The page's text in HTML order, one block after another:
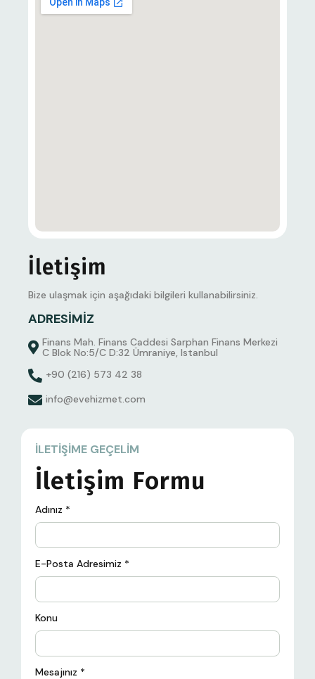
İletişim
Bize ulaşmak için aşağıdaki bilgileri kullanabilirsiniz.
ADRESIMIZ
Finans Mah. Finans Caddesi Sarphan Finans Merkezi
C Blok No:5/C D:32 Ümraniye, Istanbul
+90 (216) 573 42 38
info@evehizmet.com
İLETIŞIME GEÇELIM
İletişim Formu
Adınız *
E-Posta Adresimiz *
Konu
Mesajınız *